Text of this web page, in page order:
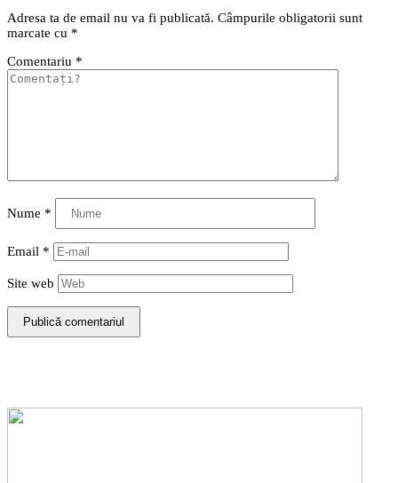
Adresa ta de email nu va fi publicată. Câmpurile obligatorii sunt
marcate cu *
Comentariu *
Nume *
Email *
Site web